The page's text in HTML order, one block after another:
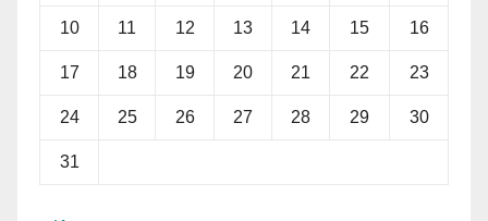
10 11 12 13 14 15 16
17 18 19 20 21 22 23
24 25 26 27 28 29 30
31